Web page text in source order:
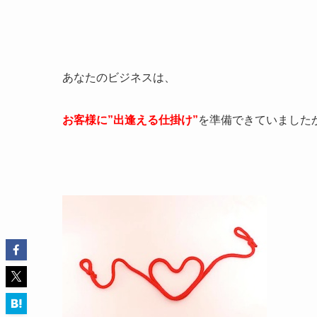
あなたのビジネスは、
お客様に”出逢える仕掛け”を準備できていました